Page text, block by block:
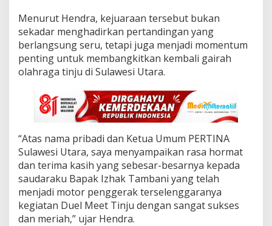
i
a
s
i
P
e
a
n
S
n
t
r
a
l
I
z
h
Menurut Hendra, kejuaraan tersebut bukan
sekadar menghadirkan pertandingan yang
berlangsung seru, tetapi juga menjadi momentum
penting untuk membangkitkan kembali gairah
olahraga tinju di Sulawesi Utara.
“Atas nama pribadi dan Ketua Umum PERTINA
Sulawesi Utara, saya menyampaikan rasa hormat
dan terima kasih yang sebesar-besarnya kepada
saudaraku Bapak Izhak Tambani yang telah
menjadi motor penggerak terselenggaranya
kegiatan Duel Meet Tinju dengan sangat sukses
dan meriah,” ujar Hendra.